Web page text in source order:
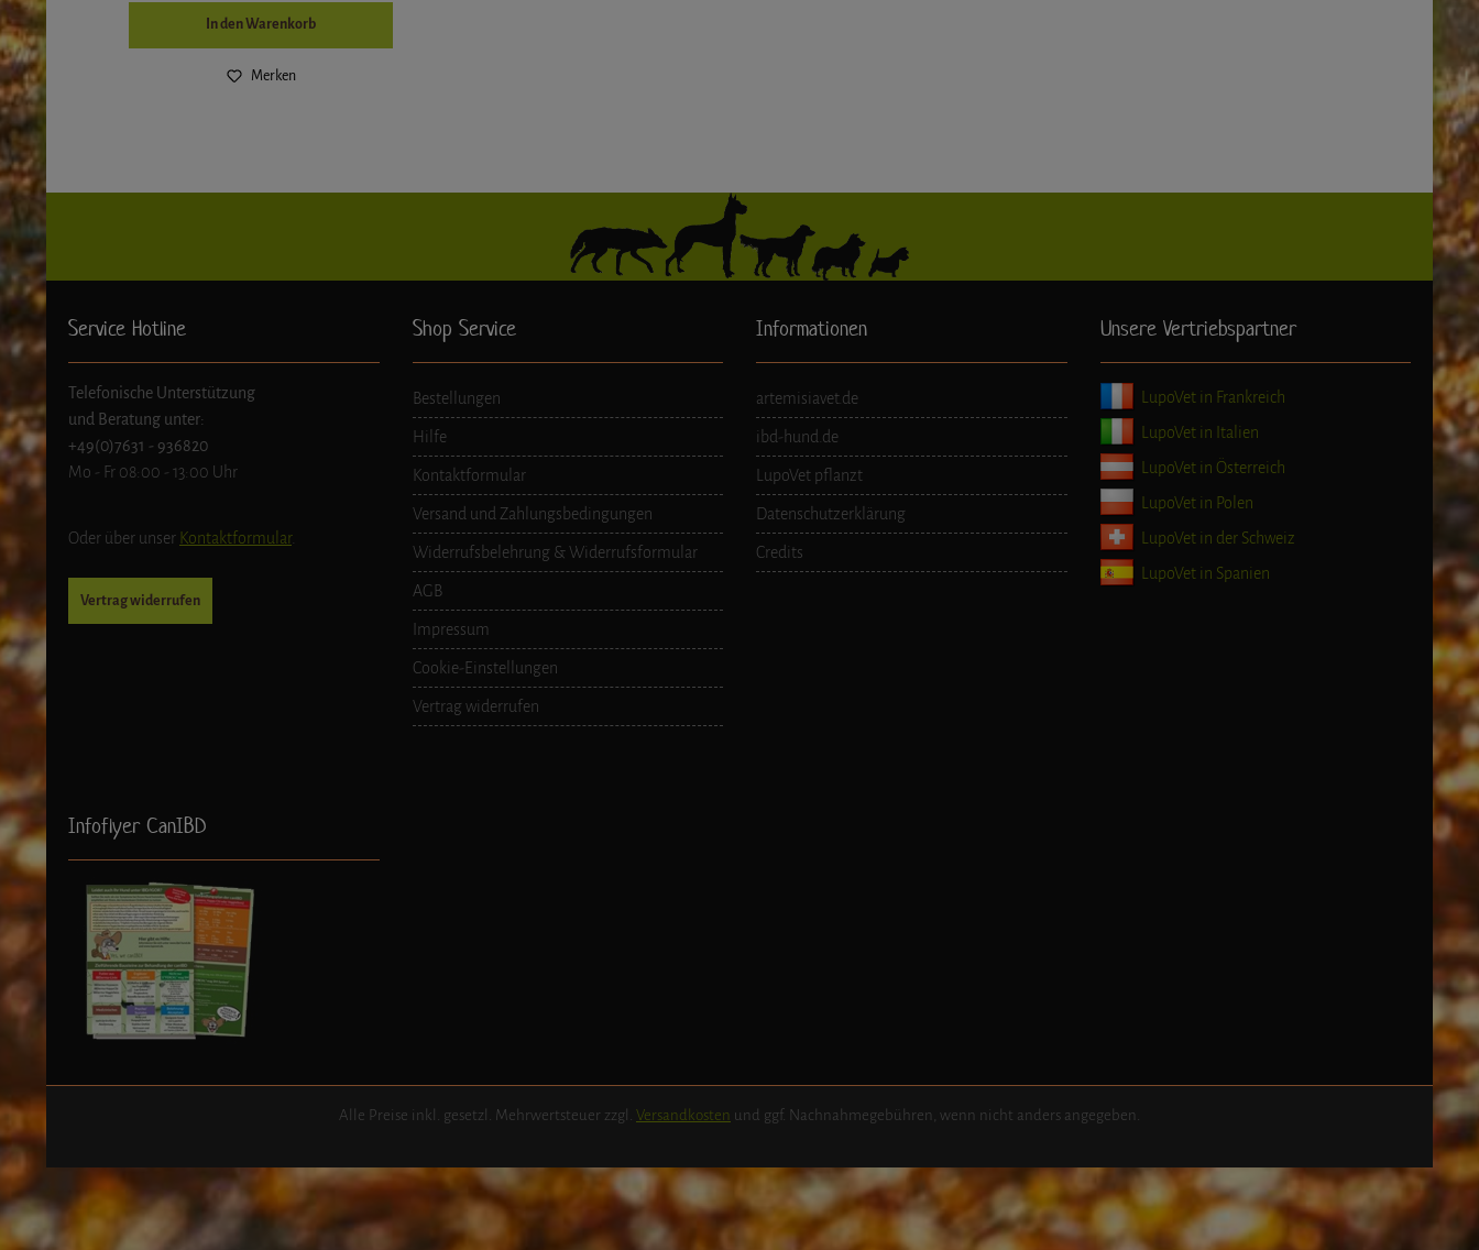
Hunde
In den Warenkorb
Merken
Service Hotline
Telefonische Unterstützung
und Beratung unter:
+49(0)7631 - 936820
Mo - Fr 08:00 - 13:00 Uhr
Oder über unser Kontaktformular.
Vertrag widerrufen
Shop Service
Bestellungen
Hilfe
Kontaktformular
Versand und Zahlungsbedingungen
Widerrufsbelehrung & Widerrufsformular
AGB
Impressum
Cookie-Einstellungen
Vertrag widerrufen
Informationen
artemisiavet.de
ibd-hund.de
LupoVet pflanzt
Datenschutzerklärung
Credits
Unsere Vertriebspartner
LupoVet in Frankreich
LupoVet in Italien
LupoVet in Österreich
LupoVet in Polen
LupoVet in der Schweiz
LupoVet in Spanien
Infoflyer CanIBD
Alle Preise inkl. gesetzl. Mehrwertsteuer zzgl. Versandkosten und ggf. Nachnahmegebühren, wenn nicht anders angegeben.